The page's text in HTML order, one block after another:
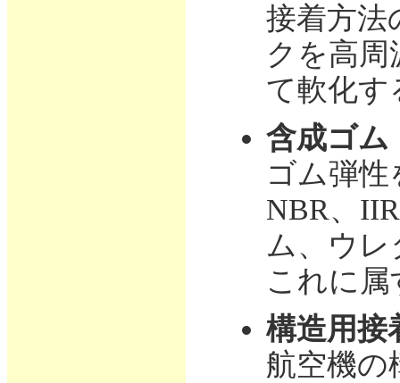
接着方法
クを高周
て軟化す
含成ゴム
ゴム弾性
NBR、
ム、ウ
これに属
構造用接
航空機の